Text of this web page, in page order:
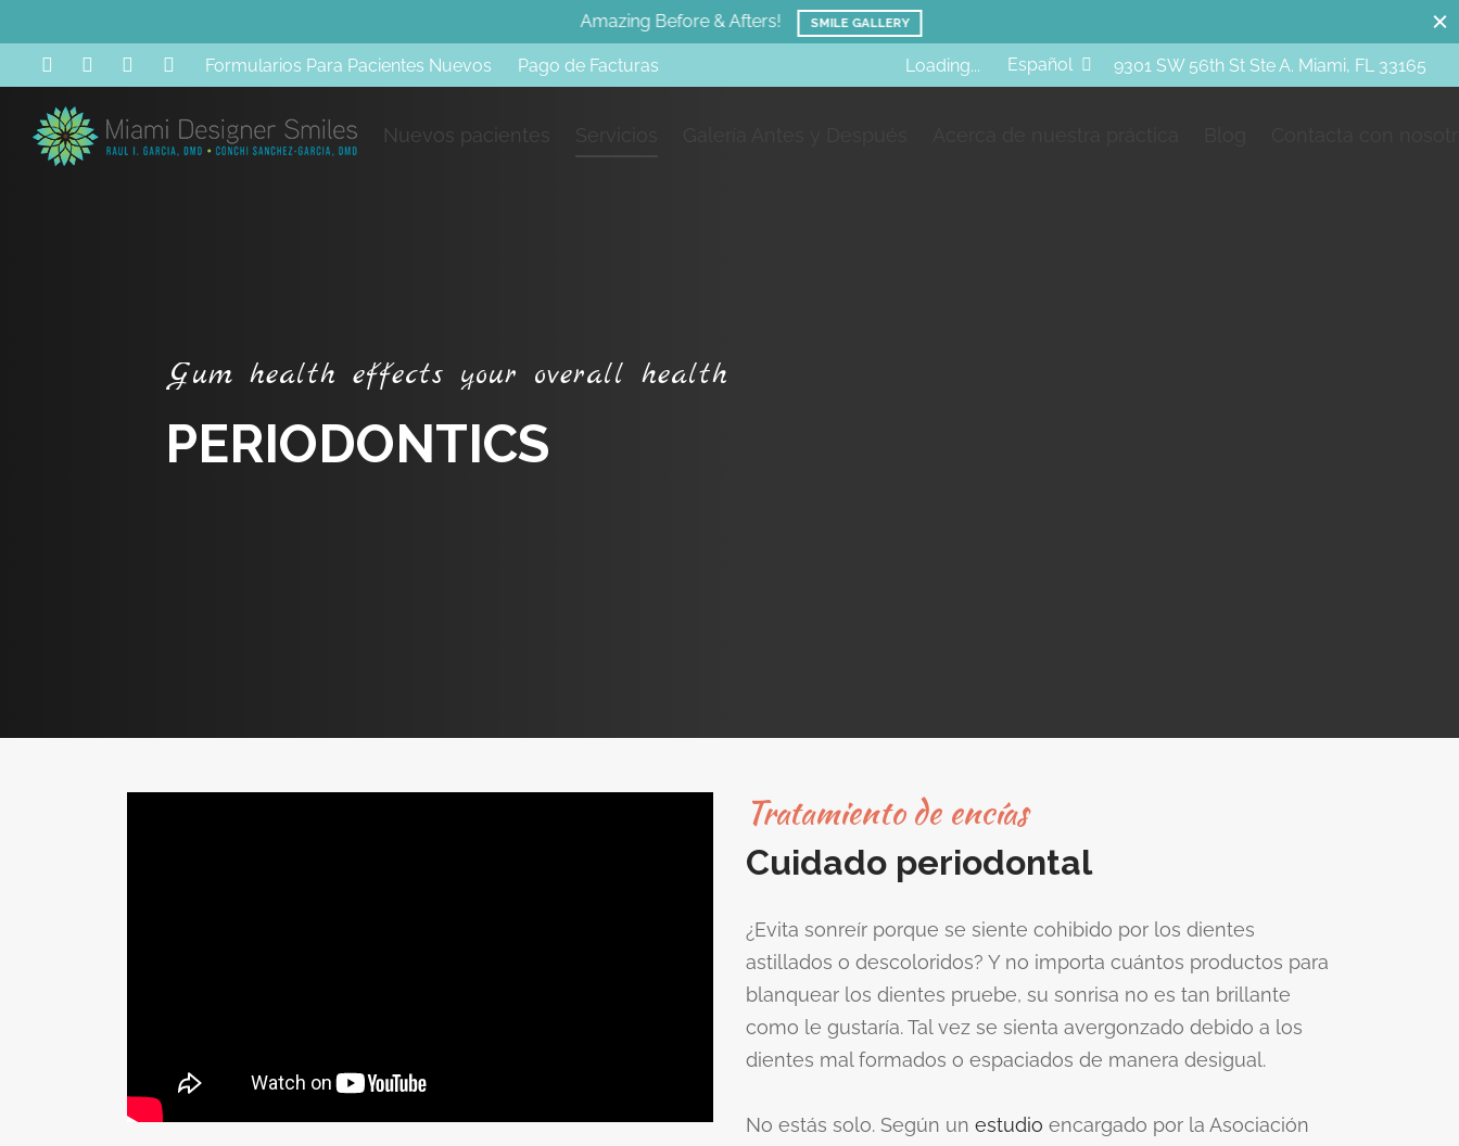
Amazing Before & Afters! SMILE GALLERY
Formularios Para Pacientes Nuevos Pago de Facturas Loading... Español 9301 SW 56th St Ste A. Miami, FL 33165
Nuevos pacientes
PERIODONTICS
A B
Gum health effects your overall health
Tratamiento de encías
Cuidado periodontal
¿Evita sonreír porque se siente cohibido por los dientes
astillados o descoloridos? Y no importa cuántos productos para
blanquear los dientes pruebe, su sonrisa no es tan brillante
como le gustaría. Tal vez se sienta avergonzado debido a los
dientes mal formados o espaciados de manera desigual.
No estás solo. Según un estudio encargado por la Asociación